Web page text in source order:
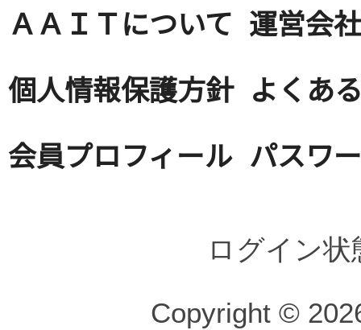
ＡＡＩＴについて 運営会社
個人情報保護方針 よくあ
会員プロフィール パスワ
ログイン
Copyright ©